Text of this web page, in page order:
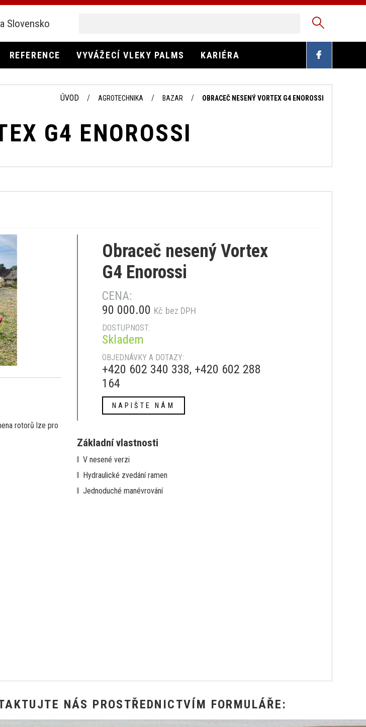
Slovensko
REFERENCE VYVÁŽECÍ VLEKY PALMS KARIÉRA
G4 ENOROSSI
ÚVOD AGROTECHNIKA BAZAR OBRACEČ NESENÝ VORTEX G4 ENOROSSI
Obraceč nesený Vortex
G4 Enorossi
CENA:
90 000.00 Kč bez DPH
DOSTUPNOST:
Skladem
OBJEDNÁVKY A DOTAZY:
+420 602 340 338, +420 602 288
164
NAPIŠTE NÁM
Základní vlastnosti
V nesené verzi
Hydraulické zvedání ramen
Jednoduché manévrování
rotorů lze pro
NÁS PROSTŘEDNICTVÍM FORMULÁŘE: